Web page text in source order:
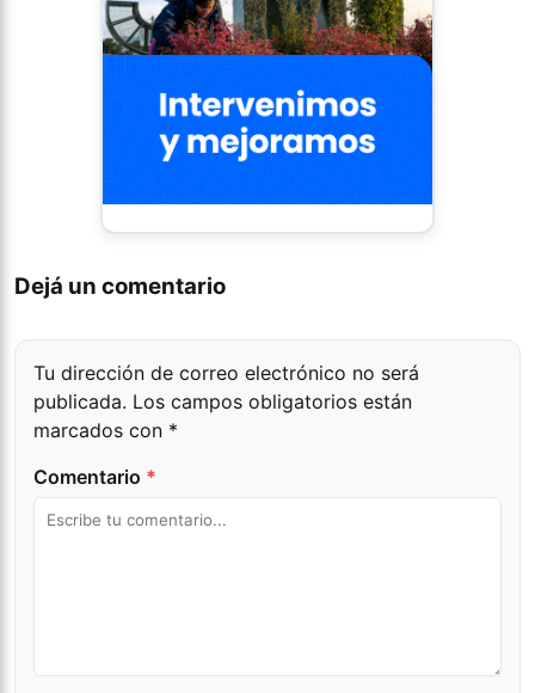
Dejá un comentario
Tu dirección de correo electrónico no será
publicada. Los campos obligatorios están
marcados con *
Comentario *